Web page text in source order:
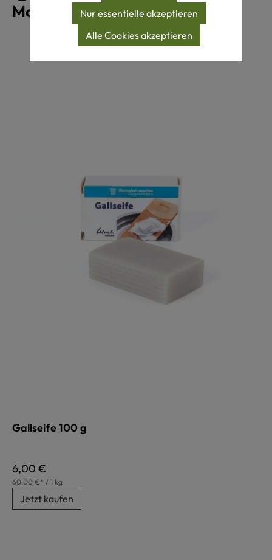
Maschinenwäsche 40°C
Produktgalerie überspringen
Gallseife 100 g
Regulärer Preis:
6,00 €
60,00 €* / 1 kg
Jetzt kaufen
Nur essentielle akzeptieren
Alle Cookies akzeptieren